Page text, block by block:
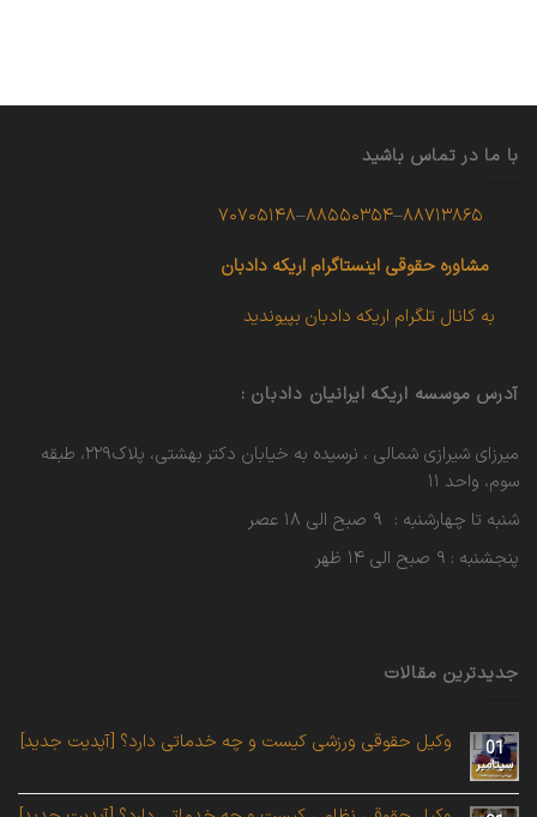
با ما در تماس باشید
۸۸۷۱۳۸۶۵–۸۸۵۵۰۳۵۴–۷۰۷۰۵۱۴۸
مشاوره حقوقی اینستاگرام اریکه دادبان
به کانال تلگرام اریکه دادبان بپیوندید
آدرس موسسه اریکه ایرانیان دادبان :
میرزای شیرازی شمالی ، نرسیده به خیابان دکتر بهشتی، پلاک۲۲۹، طبقه
سوم، واحد ۱۱
شنبه تا چهارشنبه : ۹ صبح الی ۱۸ عصر
پنجشنبه : ۹ صبح الی ۱۴ ظهر
جدیدترین مقالات
01
سپتامبر
وکیل حقوقی ورزشی کیست و چه خدماتی دارد؟ [آپدیت جدید]